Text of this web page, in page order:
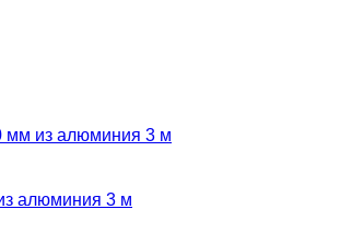
алюминия 3 м